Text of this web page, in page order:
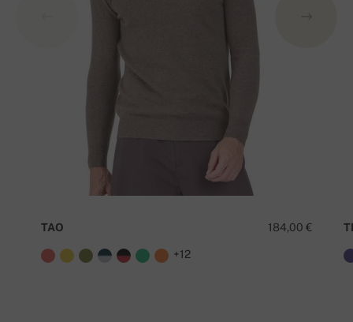
184,00 €
TAO
+12